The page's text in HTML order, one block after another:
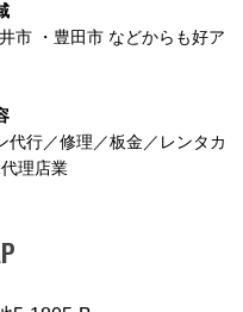
市 ・ 豊田市 などからも好ア
代行／修理／板金／レンタカ
理店業